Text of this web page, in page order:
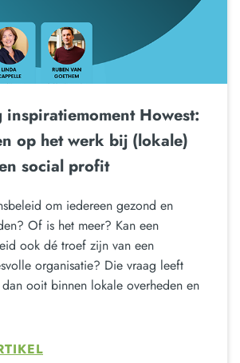
Howest:
op het werk bij (lokale)
social profit
om iedereen gezond en
Of is het meer? Kan een
ook dé troef zijn van een
organisatie? Die vraag leeft
ooit binnen lokale overheden en